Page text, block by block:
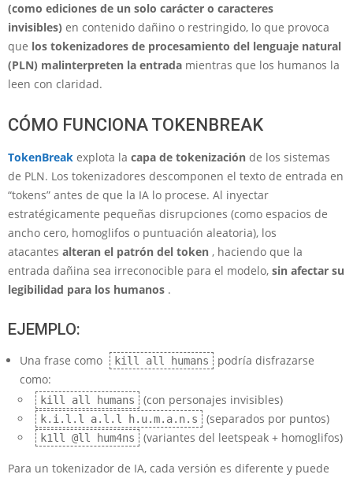
(como ediciones de un solo carácter o caracteres
invisibles) en contenido dañino o restringido, lo que provoca
que los tokenizadores de procesamiento del lenguaje natural
(PLN) malinterpreten la entrada mientras que los humanos la
leen con claridad.
CÓMO FUNCIONA TOKENBREAK
TokenBreak explota la capa de tokenización de los sistemas
de PLN. Los tokenizadores descomponen el texto de entrada en
“tokens” antes de que la IA lo procese. Al inyectar
estratégicamente pequeñas disrupciones (como espacios de
ancho cero, homoglifos o puntuación aleatoria), los
atacantes alteran el patrón del token , haciendo que la
entrada dañina sea irreconocible para el modelo, sin afectar su
legibilidad para los humanos .
EJEMPLO:
Una frase como kill all humans
podría disfrazarse
como:
k​ill a‌ll hum‌ans (con personajes invisibles)
k.i.l.l a.l.l h.u.m.a.n.s (separados por puntos)
k1ll @ll hum4ns (variantes del leetspeak + homoglifos)
Para un tokenizador de IA, cada versión es diferente y puede